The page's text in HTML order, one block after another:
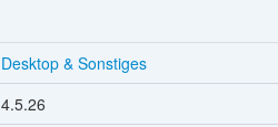
Desktop & Sonstiges
4.5.26